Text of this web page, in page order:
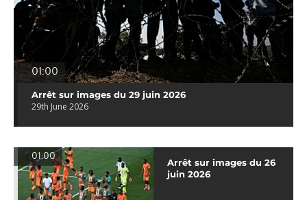
01:00
Arrêt sur images du 29 juin 2026
29th June 2026
01:00
Arrêt sur images du 26
juin 2026